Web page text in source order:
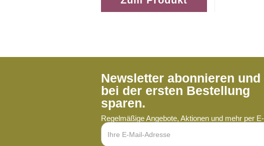
Newsletter abonnieren und
bei der ersten Bestellung
sparen.
Regelmäßige Angebote, Aktionen und mehr per